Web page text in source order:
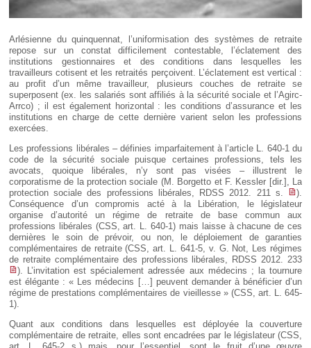
Arlésienne du quinquennat, l’uniformisation des systèmes de retraite
repose sur un constat difficilement contestable, l’éclatement des
institutions gestionnaires et des conditions dans lesquelles les
travailleurs cotisent et les retraités perçoivent. L’éclatement est vertical :
au profit d’un même travailleur, plusieurs couches de retraite se
superposent (ex. les salariés sont affiliés à la sécurité sociale et l’Agirc-
Arrco) ; il est également horizontal : les conditions d’assurance et les
institutions en charge de cette dernière varient selon les professions
exercées.
Les professions libérales – définies imparfaitement à l’article L. 640-1 du
code de la sécurité sociale puisque certaines professions, tels les
avocats, quoique libérales, n’y sont pas visées – illustrent le
corporatisme de la protection sociale (M. Borgetto et F. Kessler [dir.], La
protection sociale des professions libérales, RDSS 2012. 211 s.
).
Conséquence d’un compromis acté à la Libération, le législateur
organise d’autorité un régime de retraite de base commun aux
professions libérales (CSS, art. L. 640-1) mais laisse à chacune de ces
dernières le soin de prévoir, ou non, le déploiement de garanties
complémentaires de retraite (CSS, art. L. 641-5, v. G. Not, Les régimes
de retraite complémentaire des professions libérales, RDSS 2012. 233
). L’invitation est spécialement adressée aux médecins ; la tournure
est élégante : « Les médecins […] peuvent demander à bénéficier d’un
régime de prestations complémentaires de vieillesse » (CSS, art. L. 645-
1).
Quant aux conditions dans lesquelles est déployée la couverture
complémentaire de retraite, elles sont encadrées par le législateur (CSS,